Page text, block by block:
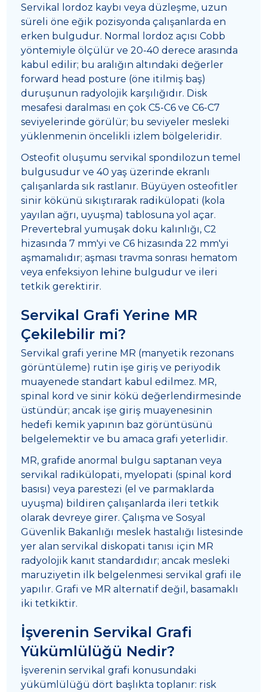
Servikal lordoz kaybı veya düzleşme, uzun
süreli öne eğik pozisyonda çalışanlarda en
erken bulgudur. Normal lordoz açısı Cobb
yöntemiyle ölçülür ve 20-40 derece arasında
kabul edilir; bu aralığın altındaki değerler
forward head posture (öne itilmiş baş)
duruşunun radyolojik karşılığıdır. Disk
mesafesi daralması en çok C5-C6 ve C6-C7
seviyelerinde görülür; bu seviyeler mesleki
yüklenmenin öncelikli izlem bölgeleridir.
Osteofit oluşumu servikal spondilozun temel
bulgusudur ve 40 yaş üzerinde ekranlı
çalışanlarda sık rastlanır. Büyüyen osteofitler
sinir kökünü sıkıştırarak radikülopati (kola
yayılan ağrı, uyuşma) tablosuna yol açar.
Prevertebral yumuşak doku kalınlığı, C2
hizasında 7 mm'yi ve C6 hizasında 22 mm'yi
aşmamalıdır; aşması travma sonrası hematom
veya enfeksiyon lehine bulgudur ve ileri
tetkik gerektirir.
Servikal Grafi Yerine MR
Çekilebilir mi?
Servikal grafi yerine MR (manyetik rezonans
görüntüleme) rutin işe giriş ve periyodik
muayenede standart kabul edilmez. MR,
spinal kord ve sinir kökü değerlendirmesinde
üstündür; ancak işe giriş muayenesinin
hedefi kemik yapının baz görüntüsünü
belgelemektir ve bu amaca grafi yeterlidir.
MR, grafide anormal bulgu saptanan veya
servikal radikülopati, myelopati (spinal kord
basısı) veya parestezi (el ve parmaklarda
uyuşma) bildiren çalışanlarda ileri tetkik
olarak devreye girer. Çalışma ve Sosyal
Güvenlik Bakanlığı meslek hastalığı listesinde
yer alan servikal diskopati tanısı için MR
radyolojik kanıt standardıdır; ancak mesleki
maruziyetin ilk belgelenmesi servikal grafi ile
yapılır. Grafi ve MR alternatif değil, basamaklı
iki tetkiktir.
İşverenin Servikal Grafi
Yükümlülüğü Nedir?
İşverenin servikal grafi konusundaki
yükümlülüğü dört başlıkta toplanır: risk